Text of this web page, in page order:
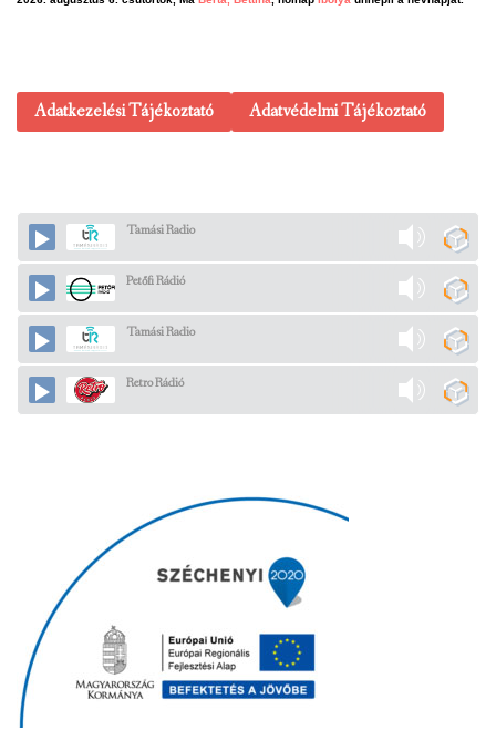
Adatkezelési Tájékoztató Adatvédelmi Tájékoztató
Tamási Radio
Petőfi Rádió
Tamási Radio
Retro Rádió